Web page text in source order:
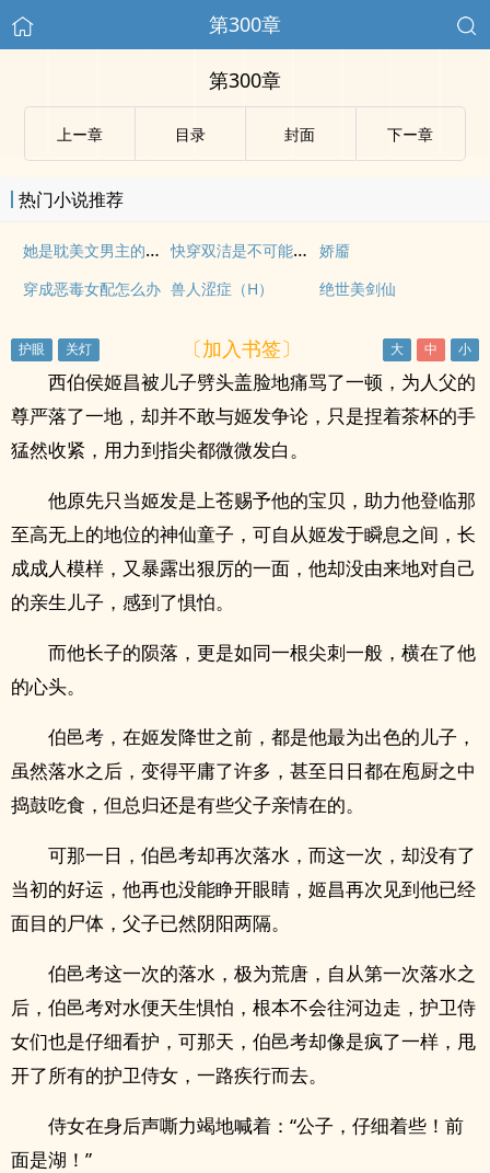
第300章
第300章
上ー章 目录 封面 下ー章
热门小说推荐
她是耽美文男主的白月光（NP） 快穿双洁是不可能的（np出轨）
娇靥
穿成恶毒女配怎么办 兽人涩症（H） 绝世美剑仙
〔加入书签〕
西伯侯姬昌被儿子劈头盖脸地痛骂了一顿，为人父的
尊严落了一地，却并不敢与姬发争论，只是捏着茶杯的手
猛然收紧，用力到指尖都微微发白。
他原先只当姬发是上苍赐予他的宝贝，助力他登临那
至高无上的地位的神仙童子，可自从姬发于瞬息之间，长
成‌成­人​模样，又暴露出狠厉的一面，他却没由来地对自己
的亲生儿子，感到了惧怕。
而他长子的陨落，更是如同一根尖刺一般，横在了他
的心头。
伯邑考，在姬发降世之前，都是他最为出色的儿子，
虽然落水之后，变得平庸了许多，甚至日日都在庖厨之中
捣鼓吃食，但总归还是有些父子亲情在的。
可那一日，伯邑考却再次落水，而这一次，却没有了
当初的好运，他再也没能睁开眼睛，姬昌再次见到他已经
面目的尸体，父子已然阴阳两隔。
伯邑考这一次的落水，极为荒唐，自从第一次落水之
后，伯邑考对水便天生惧怕，根本不会往河边走，护卫侍
女们也是仔细看护，可那天，伯邑考却像是疯了一样，甩
开了所有的护卫侍女，一路疾行而去。
侍女在身后声嘶力竭地喊着：“公子，仔细着些！前
面是湖！”